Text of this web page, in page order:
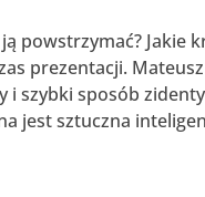
powstrzymać? Jakie
prezentacji.
i szybki sposób
jest sztuczna